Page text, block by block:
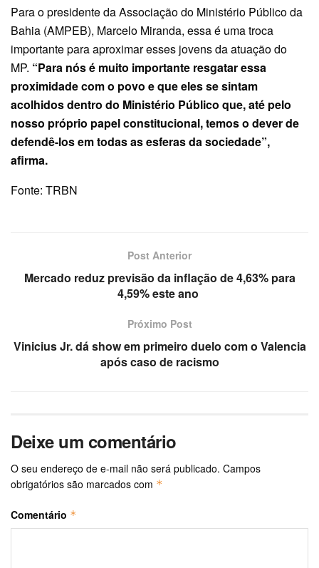
Para o presidente da Associação do Ministério Público da
Bahia (AMPEB), Marcelo Miranda, essa é uma troca
importante para aproximar esses jovens da atuação do
MP. “Para nós é muito importante resgatar essa
proximidade com o povo e que eles se sintam
acolhidos dentro do Ministério Público que, até pelo
nosso próprio papel constitucional, temos o dever de
defendê-los em todas as esferas da sociedade”,
afirma.
Fonte: TRBN
Post Anterior
Mercado reduz previsão da inflação de 4,63% para
4,59% este ano
Próximo Post
Vinicius Jr. dá show em primeiro duelo com o Valencia
após caso de racismo
Deixe um comentário
O seu endereço de e-mail não será publicado. Campos
obrigatórios são marcados com *
Comentário *